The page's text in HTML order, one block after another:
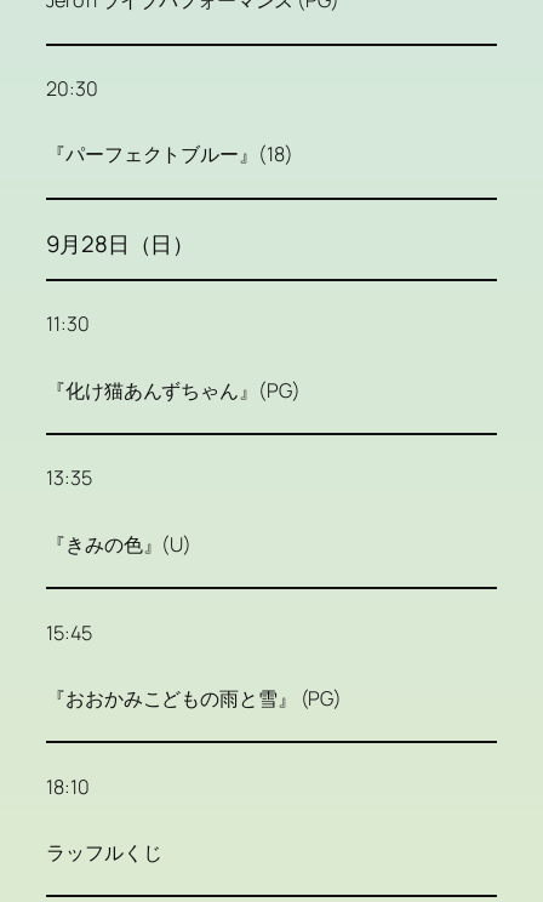
20:30
『パーフェクトブルー』(18)
9月28日（日）
11:30
『化け猫あんずちゃん』(PG)
13:35
『きみの色』(U)
15:45
『おおかみこどもの雨と雪』 (PG)
18:10
ラッフルくじ